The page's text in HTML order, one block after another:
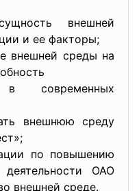
внешней
и ее факторы;
внешней среды на
в современных
внешнюю среду
по повышению
деятельности ОАО
внешней среде.